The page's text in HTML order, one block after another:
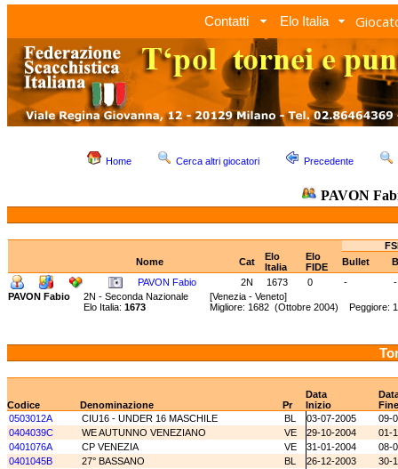
Contatti Elo Italia
Home Cerca altri giocatori Precedente
PAVON
Nome
Cat
Elo
Italia
Elo
FIDE
Bullet
PAVON Fabio
2N 1673 0 -
-
PAVON Fabio
2N - Seconda Nazionale [Venezia - Veneto]
Elo Italia: 1673 Migliore: 1682 (Ottobre 2004) Peggiore:
Data
Codice
Denominazione Pr Inizio
Fine
0503012A
CIU16 - UNDER 16 MASCHILE BL 03-07-2005
09-
0404039C
WE AUTUNNO VENEZIANO VE 29-10-2004
01-
0401076A
CP VENEZIA VE 31-01-2004
08-
0401045B
27° BASSANO BL 26-12-2003
30-